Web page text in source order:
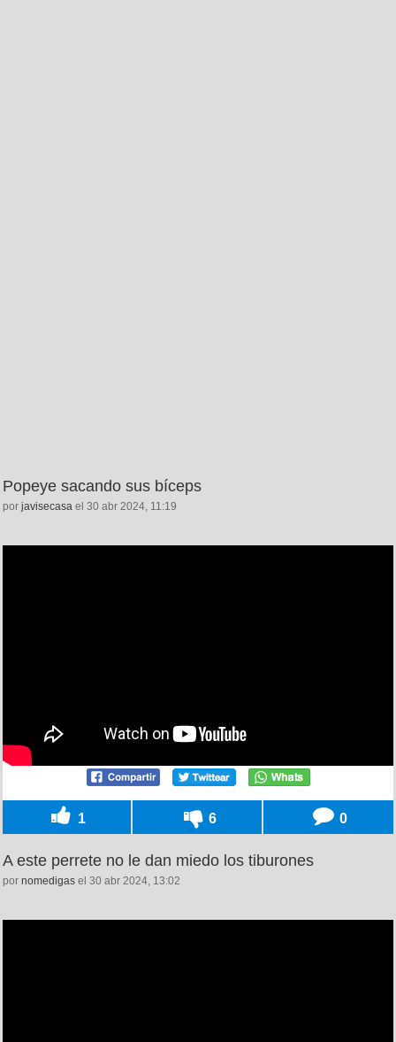
Popeye sacando sus bíceps
por javisecasa el 30 abr 2024, 11:19
1 6 0
A este perrete no le dan miedo los tiburones
por nomedigas el 30 abr 2024, 13:02